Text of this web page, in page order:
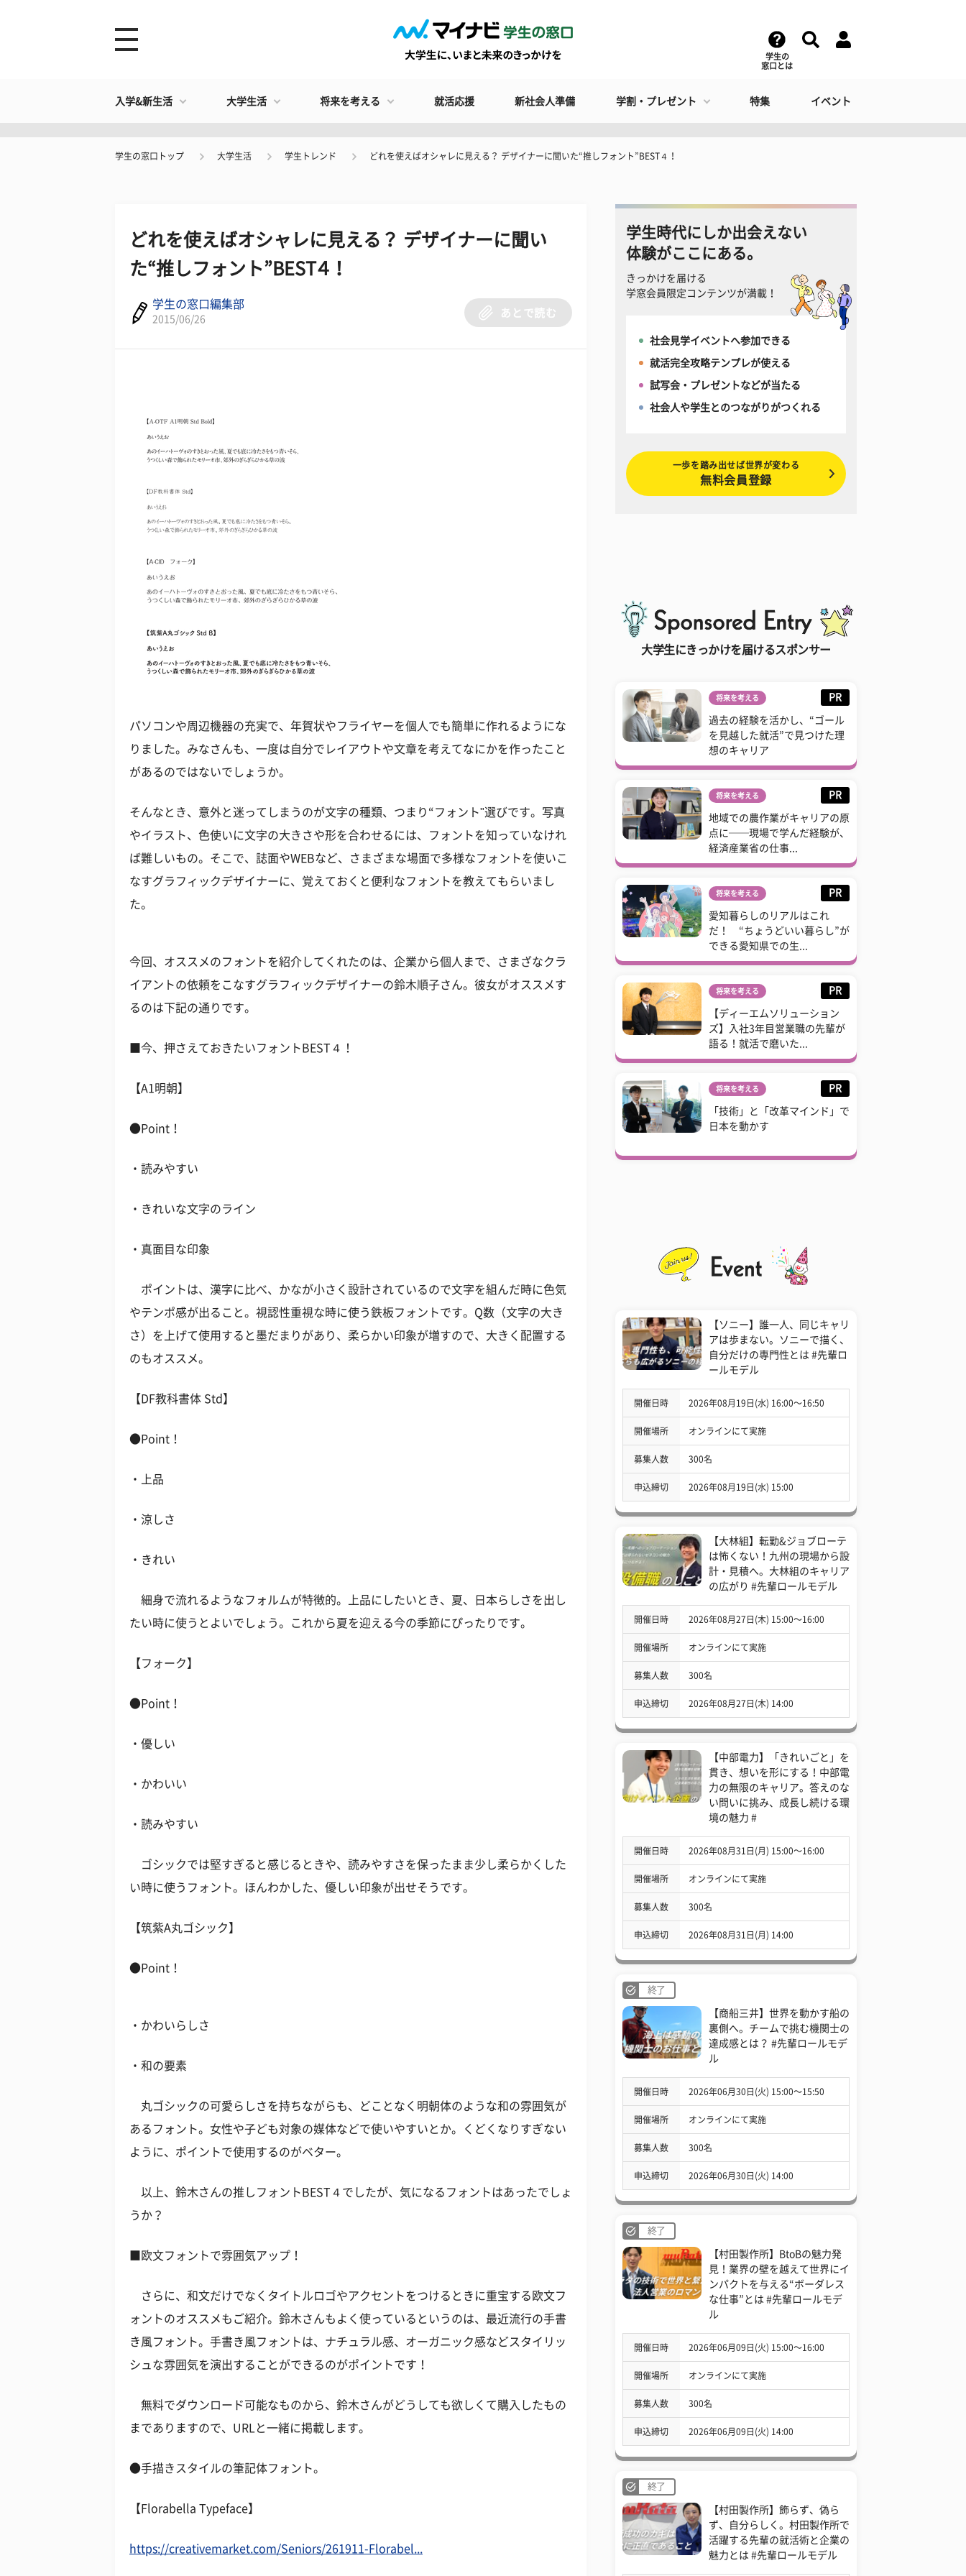
学生の
窓口とは
入学&新生活 大学生活 将来を考える 就活応援 新社会人準備 学割・プレゼント 特集 イベント
学生の窓口トップ 大学生活 学生トレンド どれを使えばオシャレに見える？ デザイナーに聞いた“推しフォント”BEST４！
どれを使えばオシャレに見える？ デザイナーに聞い
た“推しフォント”BEST４！
学生の窓口編集部
2015/06/26
あとで読む
パソコンや周辺機器の充実で、年賀状やフライヤーを個人でも簡単に作れるようにな
りました。みなさんも、一度は自分でレイアウトや文章を考えてなにかを作ったこと
があるのではないでしょうか。
そんなとき、意外と迷ってしまうのが文字の種類、つまり“フォント"選びです。写真
やイラスト、色使いに文字の大きさや形を合わせるには、フォントを知っていなけれ
ば難しいもの。そこで、誌面やWEBなど、さまざまな場面で多様なフォントを使いこ
なすグラフィックデザイナーに、覚えておくと便利なフォントを教えてもらいまし
た。
今回、オススメのフォントを紹介してくれたのは、企業から個人まで、さまざなクラ
イアントの依頼をこなすグラフィックデザイナーの鈴木順子さん。彼女がオススメす
るのは下記の通りです。
■今、押さえておきたいフォントBEST４！
【A1明朝】
●Point！
・読みやすい
・きれいな文字のライン
・真面目な印象
ポイントは、漢字に比べ、かなが小さく設計されているので文字を組んだ時に色気
やテンポ感が出ること。視認性重視な時に使う鉄板フォントです。Q数（文字の大き
さ）を上げて使用すると墨だまりがあり、柔らかい印象が増すので、大きく配置する
のもオススメ。
【DF教科書体 Std】
●Point！
・上品
・涼しさ
・きれい
細身で流れるようなフォルムが特徴的。上品にしたいとき、夏、日本らしさを出し
たい時に使うとよいでしょう。これから夏を迎える今の季節にぴったりです。
【フォーク】
●Point！
・優しい
・かわいい
・読みやすい
ゴシックでは堅すぎると感じるときや、読みやすさを保ったまま少し柔らかくした
い時に使うフォント。ほんわかした、優しい印象が出せそうです。
【筑紫A丸ゴシック】
●Point！
・かわいらしさ
・和の要素
丸ゴシックの可愛らしさを持ちながらも、どことなく明朝体のような和の雰囲気が
あるフォント。女性や子ども対象の媒体などで使いやすいとか。くどくなりすぎない
ように、ポイントで使用するのがベター。
以上、鈴木さんの推しフォントBEST４でしたが、気になるフォントはあったでしょ
うか？
■欧文フォントで雰囲気アップ！
さらに、和文だけでなくタイトルロゴやアクセントをつけるときに重宝する欧文フ
ォントのオススメもご紹介。鈴木さんもよく使っているというのは、最近流行の手書
き風フォント。手書き風フォントは、ナチュラル感、オーガニック感などスタイリッ
シュな雰囲気を演出することができるのがポイントです！
無料でダウンロード可能なものから、鈴木さんがどうしても欲しくて購入したもの
までありますので、URLと一緒に掲載します。
●手描きスタイルの筆記体フォント。
【Florabella Typeface】
https://creativemarket.com/Seniors/261911-Florabel...
学生時代にしか出会えない
体験がここにある。
きっかけを届ける
学窓会員限定コンテンツが満載！
社会見学イベントへ参加できる
就活完全攻略テンプレが使える
試写会・プレゼントなどが当たる
社会人や学生とのつながりがつくれる
一歩を踏み出せば世界が変わる
無料会員登録
大学生にきっかけを届けるスポンサー
将来を考える PR
過去の経験を活かし、“ゴール
を見越した就活”で見つけた理
想のキャリア
将来を考える PR
地域での農作業がキャリアの原
点に──現場で学んだ経験が、
経済産業省の仕事...
将来を考える PR
愛知暮らしのリアルはこれ
だ！ “ちょうどいい暮らし”が
できる愛知県での生...
将来を考える PR
【ディーエムソリューション
ズ】入社3年目営業職の先輩が
語る！就活で磨いた...
将来を考える PR
「技術」と「改革マインド」で
日本を動かす
【ソニー】誰一人、同じキャリ
アは歩まない。ソニーで描く、
自分だけの専門性とは #先輩ロ
ールモデル
開催日時 2026年08月19日(水) 16:00〜16:50
開催場所 オンラインにて実施
募集人数 300名
申込締切 2026年08月19日(水) 15:00
【大林組】転勤&ジョブローテ
は怖くない！九州の現場から設
計・見積へ。大林組のキャリア
の広がり #先輩ロールモデル
開催日時 2026年08月27日(木) 15:00〜16:00
開催場所 オンラインにて実施
募集人数 300名
申込締切 2026年08月27日(木) 14:00
【中部電力】「きれいごと」を
貫き、想いを形にする！中部電
力の無限のキャリア。答えのな
い問いに挑み、成長し続ける環
境の魅力 #
開催日時 2026年08月31日(月) 15:00〜16:00
開催場所 オンラインにて実施
募集人数 300名
申込締切 2026年08月31日(月) 14:00
終了
【商船三井】世界を動かす船の
裏側へ。チームで挑む機関士の
達成感とは？ #先輩ロールモデ
ル
開催日時 2026年06月30日(火) 15:00〜15:50
開催場所 オンラインにて実施
募集人数 300名
申込締切 2026年06月30日(火) 14:00
終了
【村田製作所】BtoBの魅力発
見！業界の壁を越えて世界にイ
ンパクトを与える“ボーダレス
な仕事”とは #先輩ロールモデ
ル
開催日時 2026年06月09日(火) 15:00〜16:00
開催場所 オンラインにて実施
募集人数 300名
申込締切 2026年06月09日(火) 14:00
終了
【村田製作所】飾らず、偽ら
ず、自分らしく。村田製作所で
活躍する先輩の就活術と企業の
魅力とは #先輩ロールモデル